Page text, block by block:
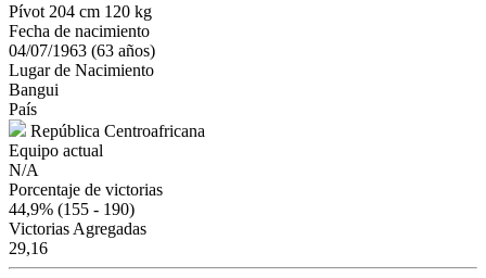
Pívot 204 cm 120 kg
Fecha de nacimiento
04/07/1963 (63 años)
Lugar de Nacimiento
Bangui
País
República Centroafricana
Equipo actual
N/A
Porcentaje de victorias
44,9% (155 - 190)
Victorias Agregadas
29,16